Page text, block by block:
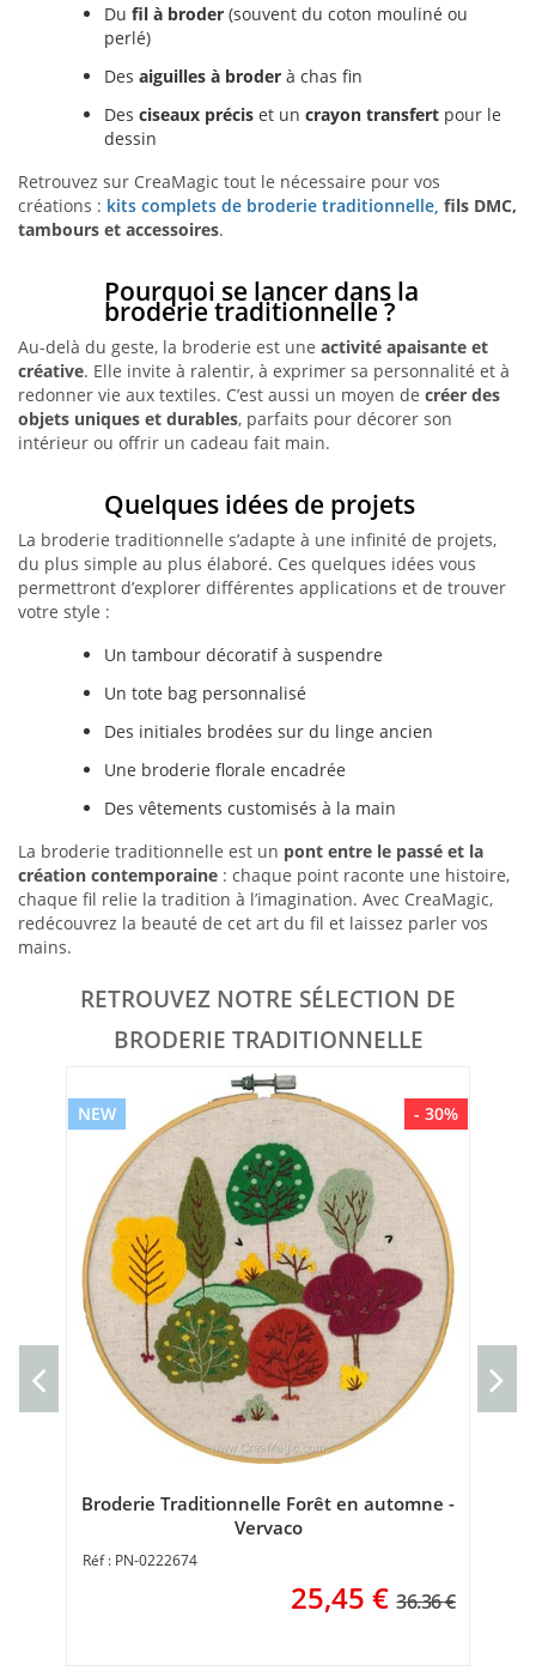
Du fil à broder (souvent du coton mouliné ou
perlé)
Des aiguilles à broder à chas fin
Des ciseaux précis et un crayon transfert pour le
dessin
Retrouvez sur CreaMagic tout le nécessaire pour vos
créations : kits complets de broderie traditionnelle, fils DMC,
tambours et accessoires.
Pourquoi se lancer dans la
broderie traditionnelle ?
Au-delà du geste, la broderie est une activité apaisante et
créative. Elle invite à ralentir, à exprimer sa personnalité et à
redonner vie aux textiles. C’est aussi un moyen de créer des
objets uniques et durables, parfaits pour décorer son
intérieur ou offrir un cadeau fait main.
Quelques idées de projets
La broderie traditionnelle s’adapte à une infinité de projets,
du plus simple au plus élaboré. Ces quelques idées vous
permettront d’explorer différentes applications et de trouver
votre style :
Un tambour décoratif à suspendre
Un tote bag personnalisé
Des initiales brodées sur du linge ancien
Une broderie florale encadrée
Des vêtements customisés à la main
La broderie traditionnelle est un pont entre le passé et la
création contemporaine : chaque point raconte une histoire,
chaque fil relie la tradition à l’imagination. Avec CreaMagic,
redécouvrez la beauté de cet art du fil et laissez parler vos
mains.
RETROUVEZ NOTRE SÉLECTION DE
BRODERIE TRADITIONNELLE
- 30%
NEW
Broderie Traditionnelle Forêt en automne -
Vervaco
PN-0222674
25,45 € 36.36 €